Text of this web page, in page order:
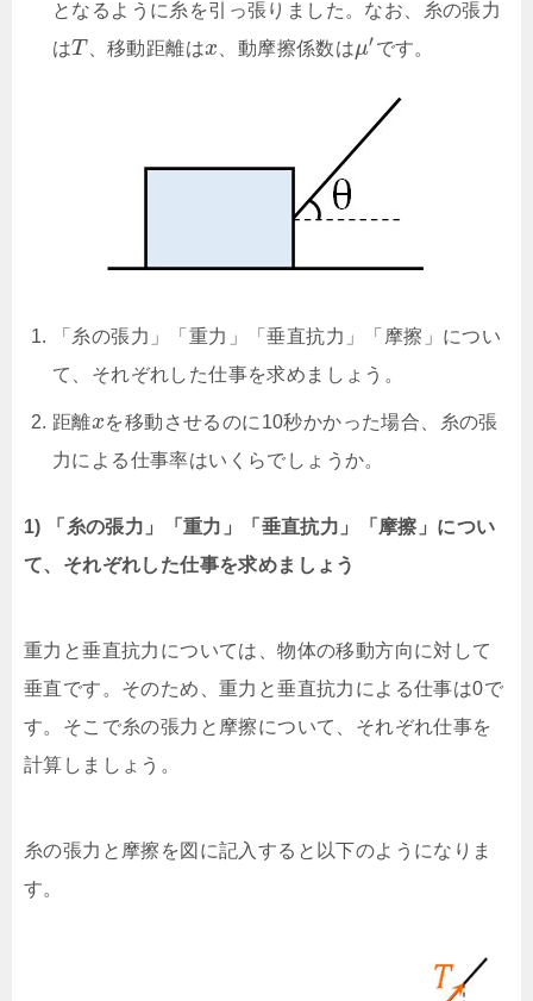
となるように糸を引っ張りました。なお、糸の張力
はT 、移動距離はx 、動摩擦係数はμ′です。
「糸の張力」「重力」「垂直抗力」「摩擦」につい
て、それぞれした仕事を求めましょう。
距離xを移動させるのに10秒かかった場合、糸の張
力による仕事率はいくらでしょうか。
1) 「糸の張力」「重力」「垂直抗力」「摩擦」につい
て、それぞれした仕事を求めましょう
重力と垂直抗力については、物体の移動方向に対して
垂直です。そのため、重力と垂直抗力による仕事は0で
す。そこで糸の張力と摩擦について、それぞれ仕事を
計算しましょう。
糸の張力と摩擦を図に記入すると以下のようになりま
す。